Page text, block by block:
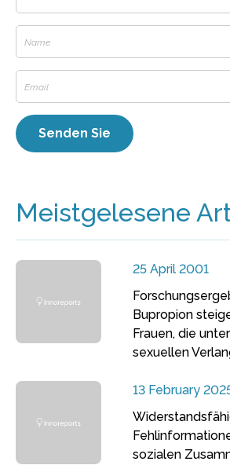
Meistgelesene
25 April 2001
Bupropion
Frauen, die
sexuellen
13 February
sozialen